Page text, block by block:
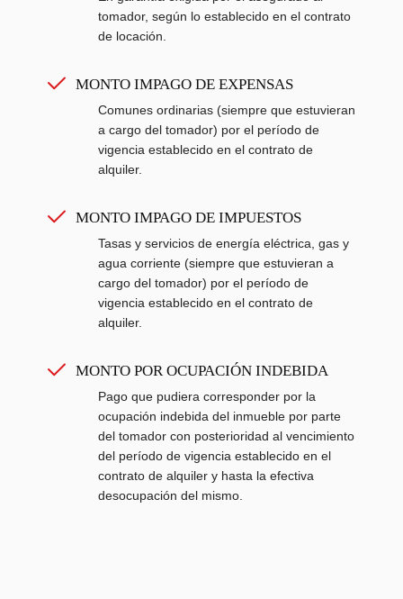
tomador, según lo establecido en el contrato
de locación.
MONTO IMPAGO DE EXPENSAS
Comunes ordinarias (siempre que estuvieran
a cargo del tomador) por el período de
vigencia establecido en el contrato de
alquiler.
MONTO IMPAGO DE IMPUESTOS
Tasas y servicios de energía eléctrica, gas y
agua corriente (siempre que estuvieran a
cargo del tomador) por el período de
vigencia establecido en el contrato de
alquiler.
MONTO POR OCUPACIÓN INDEBIDA
Pago que pudiera corresponder por la
ocupación indebida del inmueble por parte
del tomador con posterioridad al vencimiento
del período de vigencia establecido en el
contrato de alquiler y hasta la efectiva
desocupación del mismo.